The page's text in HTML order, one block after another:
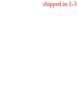
shipped in 1-3